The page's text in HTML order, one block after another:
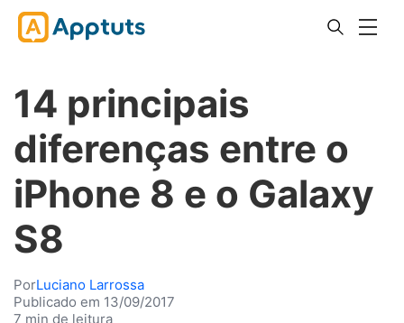
14 principais
diferenças entre o
iPhone 8 e o Galaxy
S8
PorLuciano Larrossa
Publicado em 13/09/2017
7 min de leitura